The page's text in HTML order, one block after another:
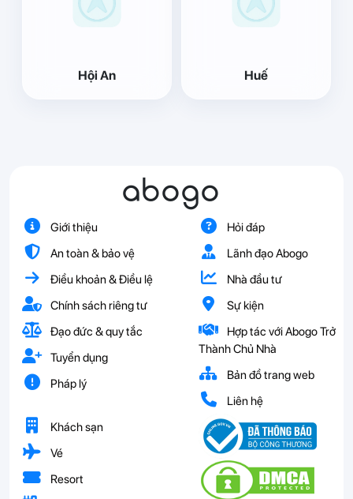
Hội An Huế
abogo
Giới thiệu
An toàn & bảo vệ
Điều khoản & Điều lệ
Chính sách riêng tư
Đạo đức & quy tắc
Tuyển dụng
Pháp lý
Hỏi đáp
Lãnh đạo Abogo
Nhà đầu tư
Sự kiện
Hợp tác với Abogo Trở
Thành Chủ Nhà
Bản đồ trang web
Liên hệ
Khách sạn
Vé
Resort